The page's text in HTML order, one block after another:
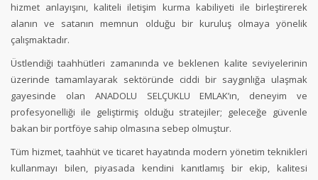
hizmet anlayışını, kaliteli iletişim kurma kabiliyeti ile birleştirerek
alanın ve satanın memnun olduğu bir kuruluş olmaya yönelik
çalışmaktadır.
Üstlendiği taahhütleri zamanında ve beklenen kalite seviyelerinin
üzerinde tamamlayarak sektöründe ciddi bir saygınlığa ulaşmak
gayesinde olan ANADOLU SELÇUKLU EMLAK’ın, deneyim ve
profesyonelliği ile geliştirmiş olduğu stratejiler; geleceğe güvenle
bakan bir portföye sahip olmasına sebep olmuştur.
Tüm hizmet, taahhüt ve ticaret hayatında modern yönetim teknikleri
kullanmayı bilen, piyasada kendini kanıtlamış bir ekip, kalitesi